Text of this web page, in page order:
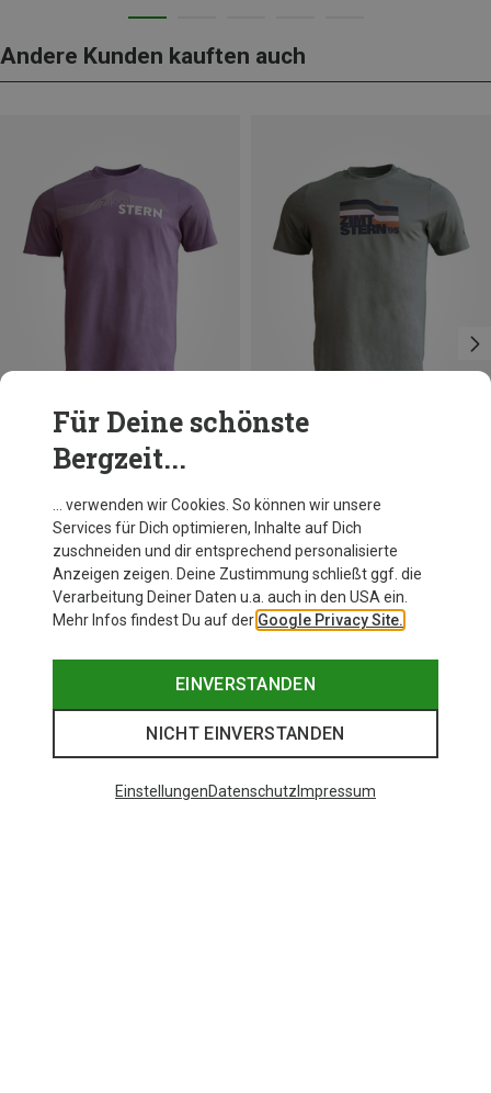
Andere Kunden kauften auch
Zimtstern
Herren Ridgez T-Shirt
M XL
Zimtstern
Herren Northz T-Shirt
34,95 €
Für Deine schönste
Bergzeit...
… verwenden wir Cookies. So können wir unsere
Services für Dich optimieren, Inhalte auf Dich
zuschneiden und dir entsprechend personalisierte
Anzeigen zeigen. Deine Zustimmung schließt ggf. die
Verarbeitung Deiner Daten u.a. auch in den USA ein.
Mehr Infos findest Du auf der Google Privacy Site.
EINVERSTANDEN
NICHT EINVERSTANDEN
EinstellungenDatenschutz Impressum